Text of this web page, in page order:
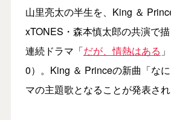
山里亮太の半生を、King ＆
xTONES・森本慎太郎の共演で
連続ドラマ「だが、情熱はある
0）。King ＆ Princeの新曲「な
マの主題歌となることが発表され